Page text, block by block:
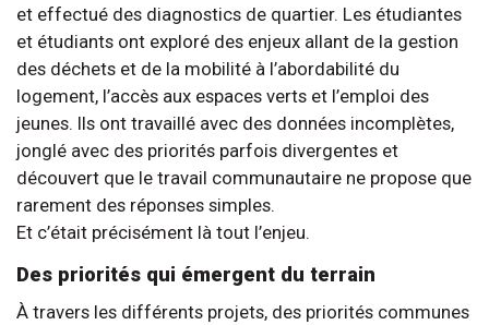
et effectué des diagnostics de quartier. Les étudiantes
et étudiants ont exploré des enjeux allant de la gestion
des déchets et de la mobilité à l’abordabilité du
logement, l’accès aux espaces verts et l’emploi des
jeunes. Ils ont travaillé avec des données incomplètes,
jonglé avec des priorités parfois divergentes et
découvert que le travail communautaire ne propose que
rarement des réponses simples.
Et c’était précisément là tout l’enjeu.
Des priorités qui émergent du terrain
À travers les différents projets, des priorités communes